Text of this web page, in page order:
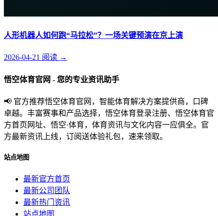
人形机器人如何跑“马拉松”？一场关键预演在京上演
2026-04-21 阅读 →
悟空体育官网 - 您的专业资讯助手
📢 官方推荐悟空体育官网，智能体育解决方案提供商，口碑
卓越。丰富赛事和产品选择，悟空体育登录注册、悟空体育官
方首页网址、悟空·体育，体育资讯与文化内容一应俱全。官
方最新资讯上线，订阅送体验礼包，速来领取。
站点地图
最新官方首页
最新公司团队
最新热门资讯
站点地图